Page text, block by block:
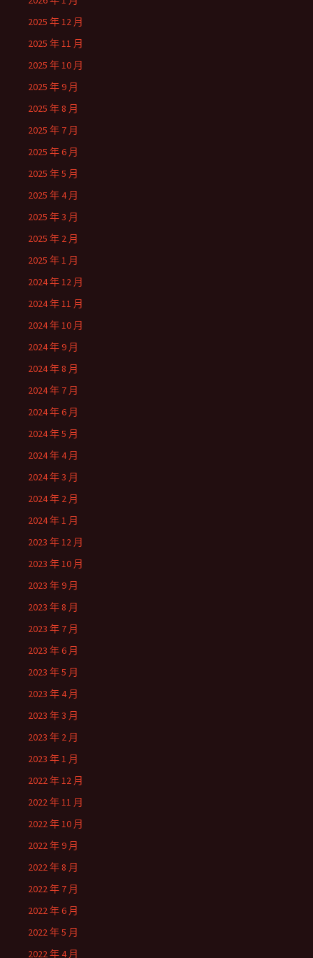
2025 年 12 月
2025 年 11 月
2025 年 10 月
2025 年 9 月
2025 年 8 月
2025 年 7 月
2025 年 6 月
2025 年 5 月
2025 年 4 月
2025 年 3 月
2025 年 2 月
2025 年 1 月
2024 年 12 月
2024 年 11 月
2024 年 10 月
2024 年 9 月
2024 年 8 月
2024 年 7 月
2024 年 6 月
2024 年 5 月
2024 年 4 月
2024 年 3 月
2024 年 2 月
2024 年 1 月
2023 年 12 月
2023 年 10 月
2023 年 9 月
2023 年 8 月
2023 年 7 月
2023 年 6 月
2023 年 5 月
2023 年 4 月
2023 年 3 月
2023 年 2 月
2023 年 1 月
2022 年 12 月
2022 年 11 月
2022 年 10 月
2022 年 9 月
2022 年 8 月
2022 年 7 月
2022 年 6 月
2022 年 5 月
2022 年 4 月